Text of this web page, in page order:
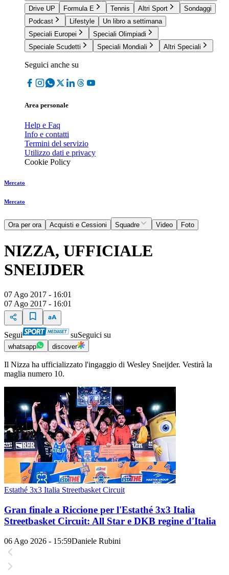
Drive UP
Formula E Tennis Altri Sport
Sondaggi
Podcast
Lifestyle
Un libro a settimana
Speciali Europei
Speciali Olimpiadi
Speciale Scudetti
Speciali Mondiali Altri Speciali
Seguici anche su
Area personale
Help e Faq
Info e contatti
Termini del servizio
Utilizzo dati e privacy
Cookie Policy
Mercato
Mercato
Ora per ora Acquisti e Cessioni Squadre Video Foto
NIZZA, UFFICIALE
SNEIJDER
07 Ago 2017 - 16:01
07 Ago 2017 - 16:01
Segui suSeguici su
whatsapp discover
Il Nizza ha ufficializzato l'ingaggio di Wesley Sneijder. Vestirà la
maglia numero 10.
Estathé 3x3 Italia Streetbasket Circuit
Gran finale a Riccione per l'Estathé 3x3 Italia
Streetbasket Circuit: All Star e DKB regine d'Italia
06 Ago 2026 - 15:59Daniele Rubini